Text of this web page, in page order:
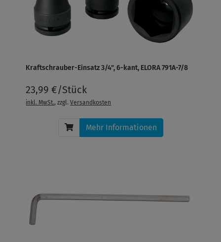
Kraftschrauber-Einsatz 3/4", 6-kant, ELORA 791A-7/8
23,99 €/Stück
inkl. MwSt., zzgl.Versandkosten
Mehr Informationen